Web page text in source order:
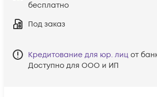
бесплатно
Под заказ
Кредитование для юр. лиц от
Доступно для ООО и ИП